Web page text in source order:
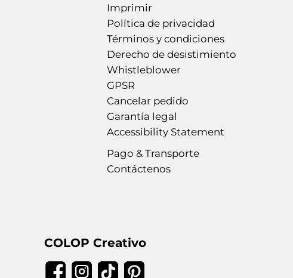
Imprimir
Política de privacidad
Términos y condiciones
Derecho de desistimiento
Whistleblower
GPSR
Cancelar pedido
Garantía legal
Accessibility Statement
Pago & Transporte
Contáctenos
COLOP Creativo